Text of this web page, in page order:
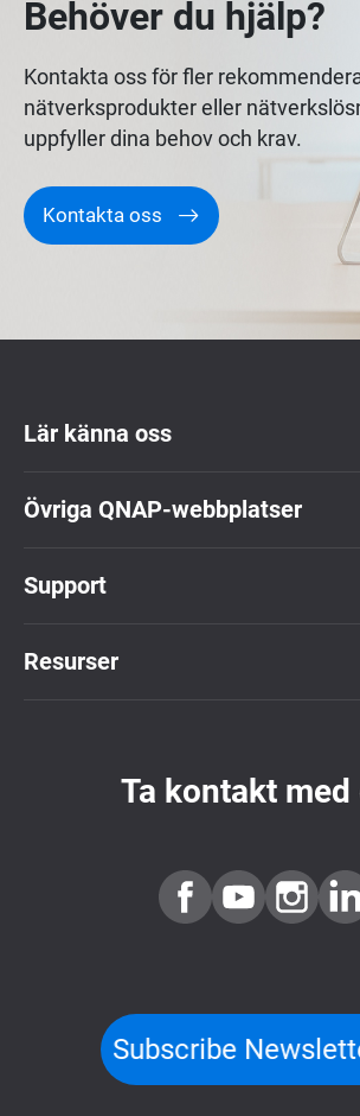
Behöver du hjälp?
Kontakta oss för fler
nätverksprodukter eller
uppfyller dina behov och krav.
Kontakta oss
Lär känna oss
Övriga QNAP-webbplatser
Support
Resurser
Ta kontakt med
Subscribe